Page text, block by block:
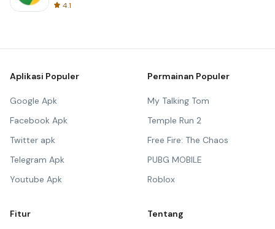
4.1
Aplikasi Populer
Google Apk
Facebook Apk
Twitter apk
Telegram Apk
Youtube Apk
Permainan Populer
My Talking Tom
Temple Run 2
Free Fire: The Chaos
PUBG MOBILE
Roblox
Fitur Tentang